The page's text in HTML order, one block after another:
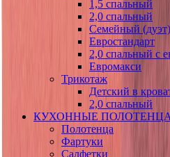
1,5 спальный
2,0 спальный
Семейный (дуэт)
Евростандарт
2,0 спальный с
Евромакси
Трикотаж
Детский в
2,0 спальный
КУХОННЫЕ
Полотенца
Фартуки
Салфетки